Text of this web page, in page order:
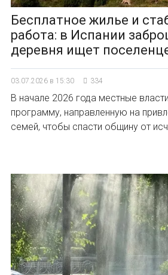
Бесплатное жилье и
работа: в Испании
деревня ищет
03.07.2026 в 15:30 334
В начале 2026 года местные
программу, направленную на
семей, чтобы спасти общину от